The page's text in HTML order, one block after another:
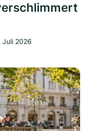
Juli 2026